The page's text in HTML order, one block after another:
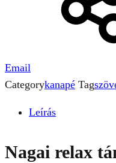
Email
Categorykanapé Tag
Leírás
Nagai relax